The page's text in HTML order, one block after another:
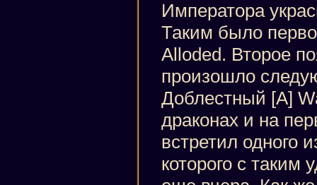
Императора
Таким было
Alloded. Второе
произошло
Доблестный [A]
драконах и на
встретил одного
которого с таким